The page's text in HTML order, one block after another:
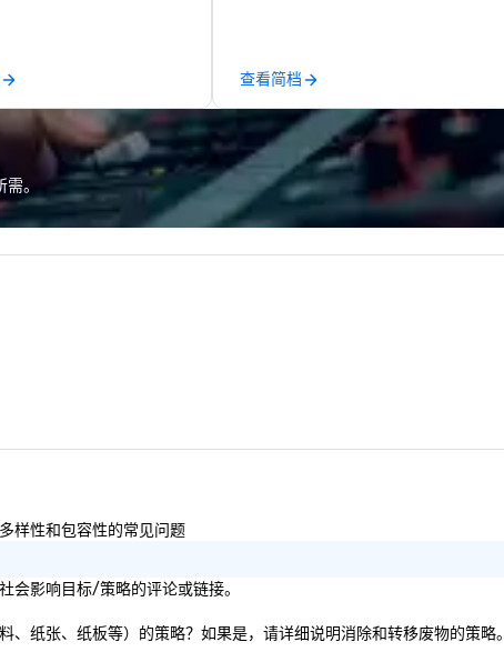
build each of our
this philosophy in
to create a space
connection as guests
visceral experience.
last 15 years, we have
over the US with
of international blue-
communication, disability
inclusion, healthcare resilience,
entertainment, and customer
experience.
查看简档
。
样性和包容性的常见问题
会影响目标/策略的评论或链接。
纸张、纸板等）的策略？如果是，请详细说明消除和转移废物的策略。